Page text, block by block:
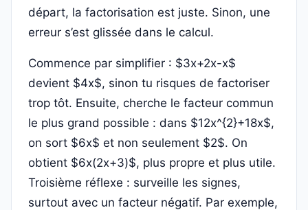
départ, la factorisation est juste. Sinon, une
erreur s’est glissée dans le calcul.
Commence par simplifier : $3x+2x-x$
devient $4x$, sinon tu risques de factoriser
trop tôt. Ensuite, cherche le facteur commun
le plus grand possible : dans $12x^{2}+18x$,
on sort $6x$ et non seulement $2$. On
obtient $6x(2x+3)$, plus propre et plus utile.
Troisième réflexe : surveille les signes,
surtout avec un facteur négatif. Par exemple,